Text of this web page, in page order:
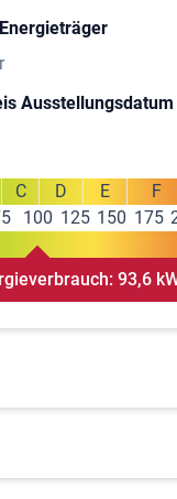
Ausstellungsdatum
C D E F
100 125 150 175
93,6